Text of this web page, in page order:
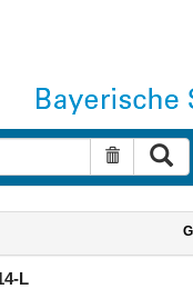
Suche
L